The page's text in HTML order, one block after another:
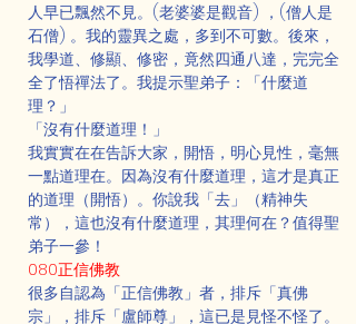
人早已飄然不見。(老婆婆是觀音) ，(僧人是
石僧) 。我的靈異之處，多到不可數。後來，
我學道、修顯、修密，竟然四通八達，完完全
全了悟禪法了。我提示聖弟子：「什麼道
理？」
「沒有什麼道理！」
我實實在在告訴大家，開悟，明心見性，毫無
一點道理在。因為沒有什麼道理，這才是真正
的道理（開悟）。你說我「去」（精神失
常），這也沒有什麼道理，其理何在？值得聖
弟子一參！
080正信佛教
很多自認為「正信佛教」者，排斥「真佛
宗」，排斥「盧師尊」，這已是見怪不怪了。